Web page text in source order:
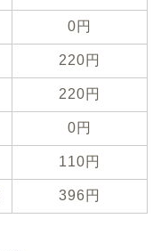
0円
220円
220円
0円
110円
396円